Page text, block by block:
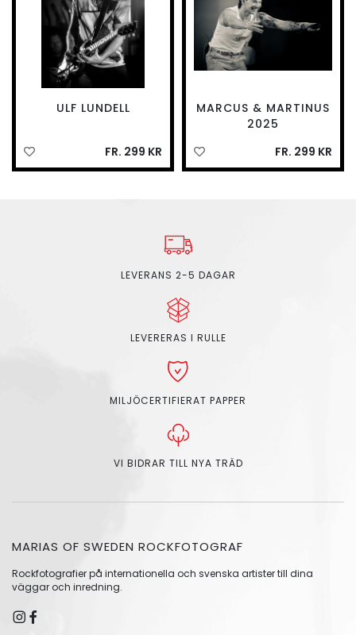
ULF LUNDELL
FR. 299 KR
MARCUS & MARTINUS
2025
FR. 299 KR
LEVERANS 2-5 DAGAR
LEVERERAS I RULLE
MILJÖCERTIFIERAT PAPPER
VI BIDRAR TILL NYA TRÄD
MARIAS OF SWEDEN ROCKFOTOGRAF
Rockfotografier på internationella och svenska artister till dina
väggar och inredning.